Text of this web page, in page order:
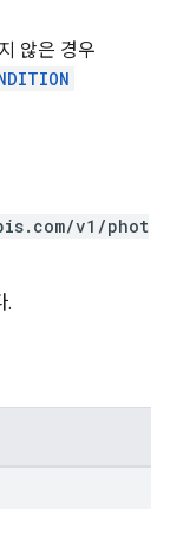
않은 경우
v1/phot
.